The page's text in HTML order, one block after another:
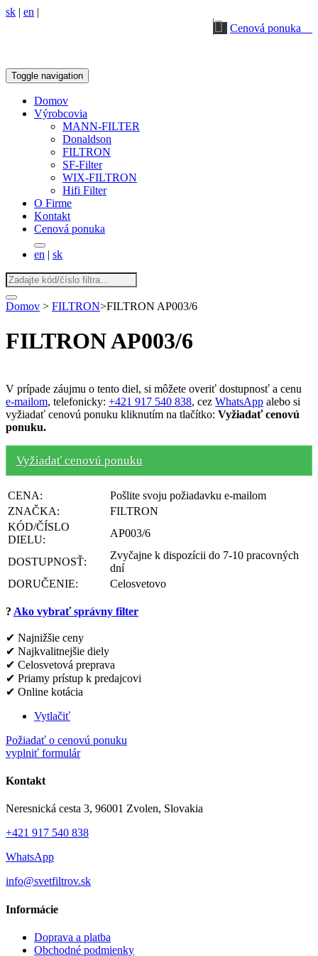
sk | en |
Cenová ponuka
Toggle navigation
Domov
Výrobcovia
MANN-FILTER
Donaldson
FILTRON
SF-Filter
WIX-FILTRON
Hifi Filter
O Firme
Kontakt
Cenová ponuka
en | sk
Domov > FILTRON>FILTRON AP003/6
FILTRON AP003/6
V prípade záujmu o tento diel, si môžete overiť dostupnosť a cenu
e-mailom, telefonicky: +421 917 540 838, cez WhatsApp alebo si
vyžiadať cenovú ponuku kliknutím na tlačítko: Vyžiadať cenovú
ponuku.
Vyžiadať cenovú ponuku
CENA:
Pošlite svoju požiadavku e-mailom
ZNAČKA:
FILTRON
KÓD/ČÍSLO
DIELU:
AP003/6
DOSTUPNOSŤ:
Zvyčajne k dispozícii do 7-10 pracovných
dní
DORUČENIE:
Celosvetovo
? Ako vybrať správny filter
✔ Najnižšie ceny
✔ Najkvalitnejšie diely
✔ Celosvetová preprava
✔ Priamy prístup k predajcovi
✔ Online kotácia
Vytlačiť
Požiadať o cenovú ponuku
vyplniť formulár
Kontakt
Neresnická cesta 3, 96001 Zvolen, Slovakia
+421 917 540 838
WhatsApp
info@svetfiltrov.sk
Informácie
Doprava a platba
Obchodné podmienky